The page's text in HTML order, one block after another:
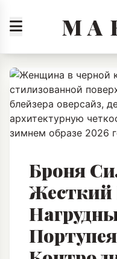
M A
Броня
Агрессии
01.02.2026